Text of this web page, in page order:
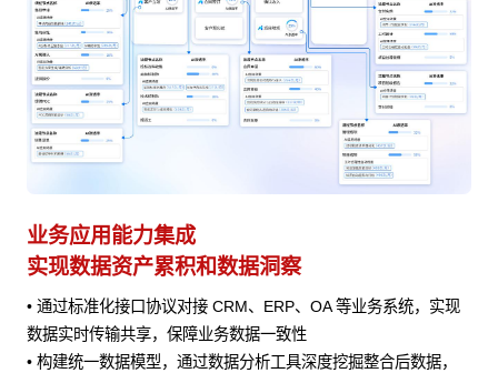
AI Agent 快速接入
赋能业务 快速迭代
• 快速编排适配的 AI 能力进行集成，为业务处理提供AI 辅助
• 将 AI 能力与业务流程深度结合，在客户服务、销售预测、风险
评估等场景中发挥作用